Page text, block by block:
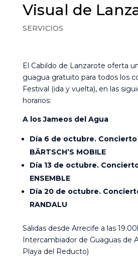
Visual de
SERVICIOS
El Cabildo de Lanzarote oferta
guagua gratuito para todos los
Festival (ida y vuelta), en las
horarios:
A los Jameos del Agua
Día 6 de octubre. Concierto
BÄRTSCH’S MOBILE
Día 13 de octubre.
ENSEMBLE
Día 20 de octubre.
RANDALU
Salidas desde Arrecife a las
Intercambiador de Guaguas de
Playa del Reducto)